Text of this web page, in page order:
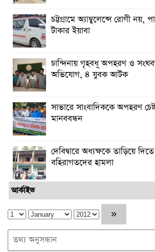
চট্টগ্রামে অ্যাম্বুলেন্সে রোগী
টাকার ইয়াবা
চান্দিনায় গৃহবধূ অপহরণ ও
অভিযোগ, ৪ যুবক আটক
সাভারে সাংবাদিককে অপহরণ
মানববন্ধন
দেবিদ্বারে অধ্যক্ষকে তাড়িয়ে
বহিরাগতদের হামলা
আর্কাইভ